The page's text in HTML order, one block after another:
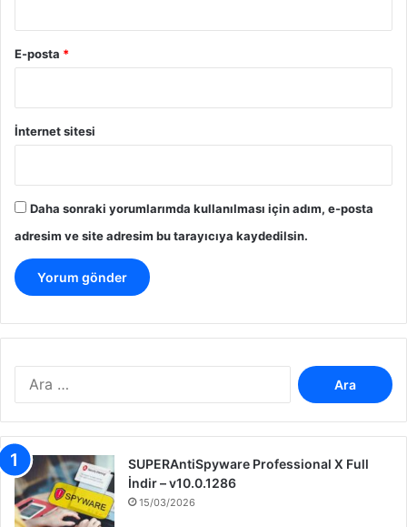
E-posta *
İnternet sitesi
Daha sonraki yorumlarımda kullanılması için adım, e-posta
adresim ve site adresim bu tarayıcıya kaydedilsin.
:
SUPERAntiSpyware Professional X Full
İndir – v10.0.1286
15/03/2026